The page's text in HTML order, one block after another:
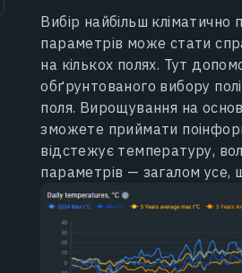
Вибір найбільш кліматично
параметрів може стати
на кількох полях. Тут
обґрунтованого вибору
поля. Вирощування на
зможете приймати
відстежує температуру,
параметрів — загалом усе,